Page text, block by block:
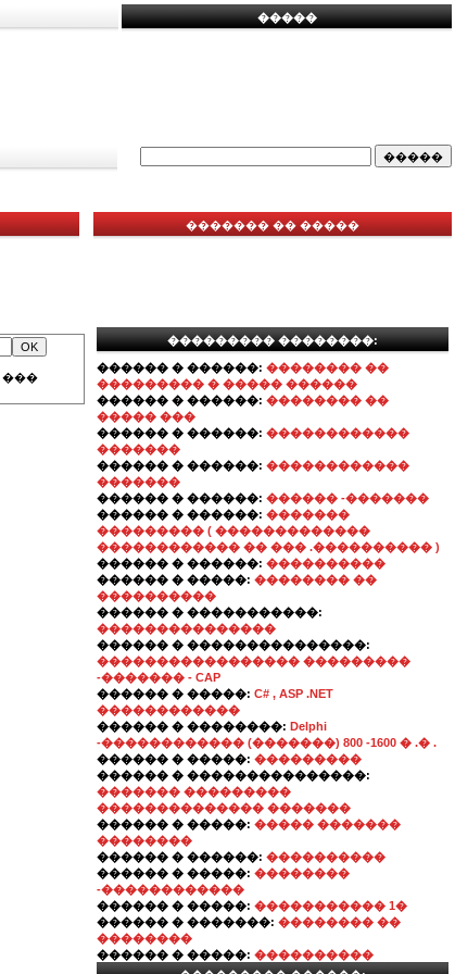
�����
���
������� �� �����
��������� ��������:
������ � ������: �������� ��
��������� � ����� ������
������ � ������: �������� ��
����� ���
������ � ������: ������������
�������
������ � ������: ������������
�������
������ � ������: ������ -�������
������ � ������: �������
��������� ( �������������
������������ �� ��� .���������� )
������ � ������: ����������
������ � �����: �������� ��
����������
������ � �����������:
���������������
������ � ���������������:
����������������� ���������
-������� - CAP
������ � �����: C# , ASP .NET
������������
������ � ��������: Delphi
-������������ (�������) 800 -1600 � .� .
������ � �����: ���������
������ � ���������������:
������� ���������
�������������� �������
������ � �����: ����� �������
��������
������ � ������: ����������
������ � �����: ��������
-������������
������ � �����: ����������� 1�
������ � �������: �������� ��
��������
������ � �����: ����������